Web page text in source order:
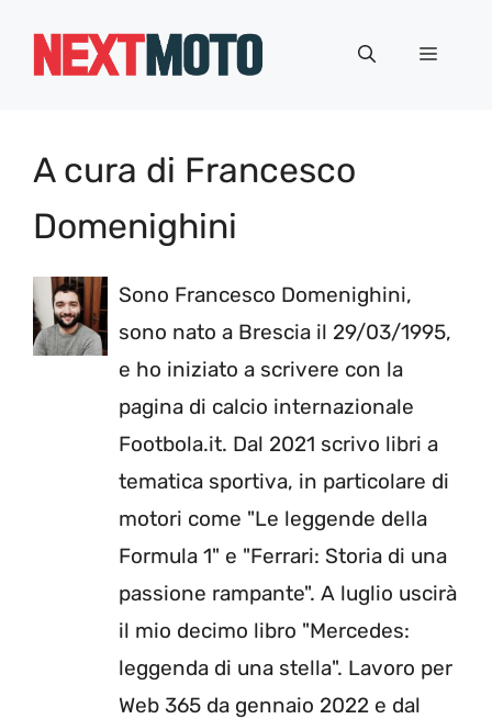
Menu
A cura di Francesco
Domenighini
Sono Francesco Domenighini,
sono nato a Brescia il 29/03/1995,
e ho iniziato a scrivere con la
pagina di calcio internazionale
Footbola.it. Dal 2021 scrivo libri a
tematica sportiva, in particolare di
motori come "Le leggende della
Formula 1" e "Ferrari: Storia di una
passione rampante". A luglio uscirà
il mio decimo libro "Mercedes:
leggenda di una stella". Lavoro per
Web 365 da gennaio 2022 e dal